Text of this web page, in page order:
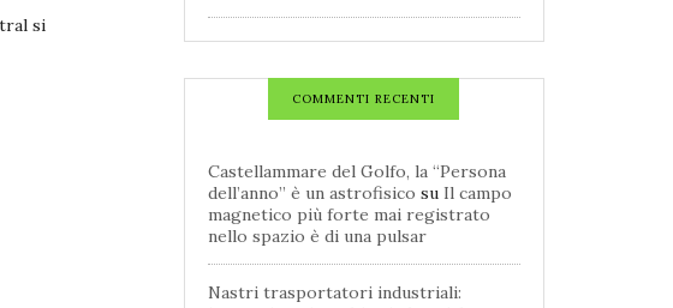
si
COMMENTI RECENTI
Castellammare del Golfo, la “Persona
dell’anno” è un astrofisico su Il campo
magnetico più forte mai registrato
nello spazio è di una pulsar
Nastri trasportatori industriali: